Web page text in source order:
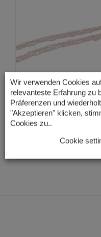
Lange
Süßwasserperlen
Halskette
Wir verwenden Cookies
relevanteste Erfahrung zu
Präferenzen und
"Akzeptieren" klicken,
Cookies zu..
Cookie